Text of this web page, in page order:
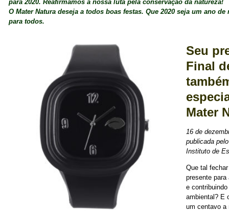
para 2020. Reafirmamos a nossa luta pela conservação da natureza!
O Mater Natura deseja a todos boas festas. Que 2020 seja um ano
para todos.
Seu
Final
Mater
16 de
publicada
Instituto de
Que tal
presente para
e
ambiental? E
um centavo a